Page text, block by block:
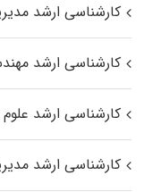
کارشناسی ارشد
کارشناسی ارشد
کارشناسی ارشد
کارشناسی ارشد